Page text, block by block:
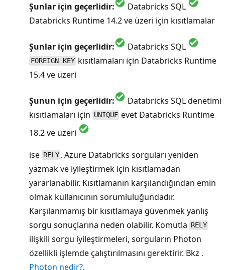
Şunlar için geçerlidir:
Databricks SQL
Databricks Runtime 14.2 ve üzeri için kısıtlamalar
Şunlar için geçerlidir: Databricks SQL
FOREIGN KEY kısıtlamaları için Databricks Runtime
15.4 ve üzeri
Şunun için geçerlidir:
Databricks SQL denetimi
kısıtlamaları için UNIQUE evet Databricks Runtime
18.2 ve üzeri
ise RELY , Azure Databricks sorguları yeniden
yazmak ve iyileştirmek için kısıtlamadan
yararlanabilir. Kısıtlamanın karşılandığından emin
olmak kullanıcının sorumluluğundadır.
Karşılanmamış bir kısıtlamaya güvenmek yanlış
sorgu sonuçlarına neden olabilir. Komutla RELY
ilişkili sorgu iyileştirmeleri, sorguların Photon
özellikli işlemde çalıştırılmasını gerektirir. Bkz .
Photon nedir?.